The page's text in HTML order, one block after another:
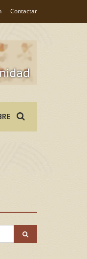
Contactar
for: